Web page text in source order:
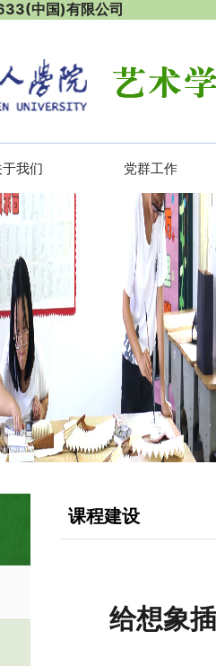
中国)有限公司
于我们 党群工作
课程建设
给想象